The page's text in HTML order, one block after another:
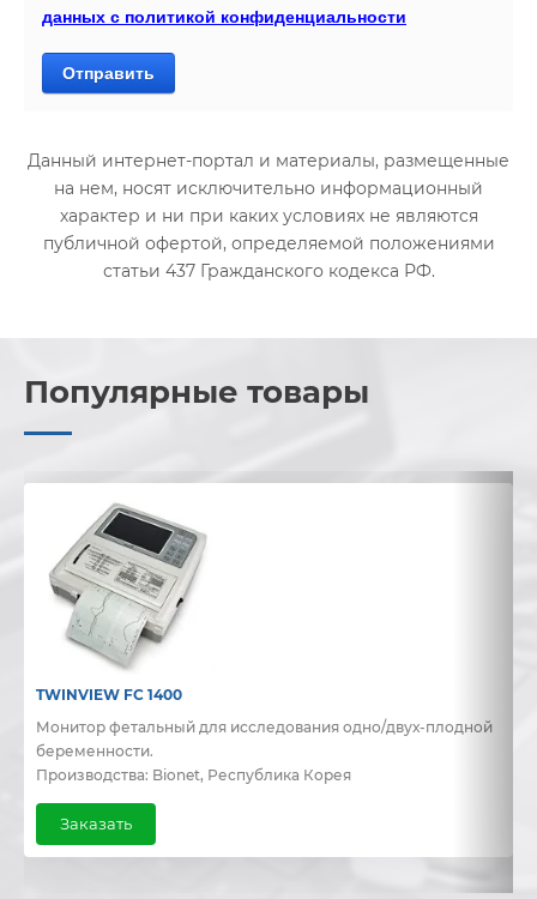
данных с политикой конфиденциальности
Отправить
Данный интернет-портал и материалы, размещенные
на нем, носят исключительно информационный
характер и ни при каких условиях не являются
публичной офертой, определяемой положениями
статьи 437 Гражданского кодекса РФ.
Популярные товары
TWINVIEW FC 1400
Монитор фетальный для исследования одно/двух-плодной
беременности.
Производства: Bionet, Республика Корея
Заказать